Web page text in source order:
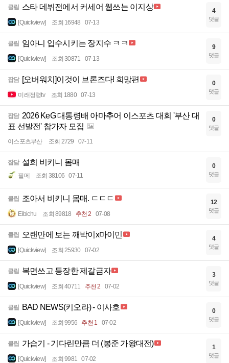
클립 스타 데뷔전에서 커세어 웹쓰는 이지상
[Quickview] 조회 16948 07-13
4
댓글
클립 임아니 입수시키는 장지수 ㅋㅋ
[Quickview] 조회 30871 07-13
9
댓글
잡담 [오버워치]이것이 브론즈다! 희망편
미래정령tv 조회 1880 07-13
0
댓글
잡담 2026 KeG 대통령배 아마추어 이스포츠 대회 '부산 대
표 선발전' 참가자 모집
이스포츠부산 조회 2729 07-11
0
댓글
잡담 설희 비키니 몸매
필메 조회 38106 07-11
0
댓글
클립 조아서 비키니 몸매. ㄷㄷㄷ
Eibichu 조회 89818 추천 2 07-08
12
댓글
클립 오랜만에 보는 깨박이x마이민
[Quickview] 조회 25930 07-02
4
댓글
클립 복면쓰고 등장한 제갈금자
[Quickview] 조회 40711 추천 2 07-02
3
댓글
클립 BAD NEWS(키오라) - 이사호
[Quickview] 조회 9956 추천 1 07-02
0
댓글
클립 가습기 - 기다린만큼 더 (봉준 가왕대전)
[Quickview] 조회 9981 07-02
1
댓글